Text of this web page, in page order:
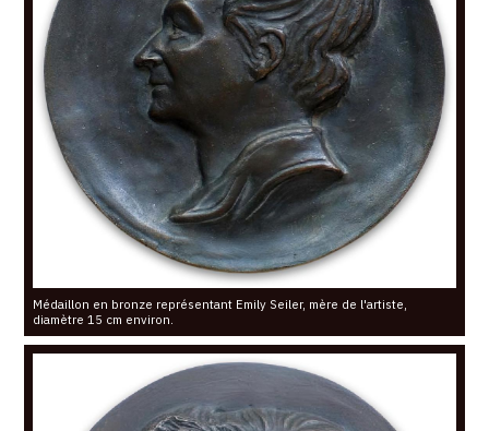
Médaillon en bronze représentant Emily Seiler, mère de l'artiste,
diamètre 15 cm environ.